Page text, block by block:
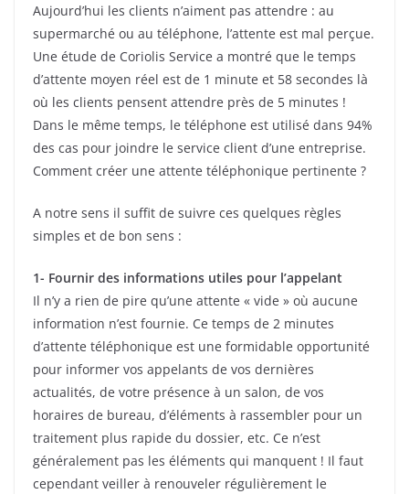
Aujourd’hui les clients n’aiment pas attendre : au
supermarché ou au téléphone, l’attente est mal perçue.
Une étude de Coriolis Service a montré que le temps
d’attente moyen réel est de 1 minute et 58 secondes là
où les clients pensent attendre près de 5 minutes !
Dans le même temps, le téléphone est utilisé dans 94%
des cas pour joindre le service client d’une entreprise.
Comment créer une attente téléphonique pertinente ?
A notre sens il suffit de suivre ces quelques règles
simples et de bon sens :
1- Fournir des informations utiles pour l’appelant
Il n’y a rien de pire qu’une attente « vide » où aucune
information n’est fournie. Ce temps de 2 minutes
d’attente téléphonique est une formidable opportunité
pour informer vos appelants de vos dernières
actualités, de votre présence à un salon, de vos
horaires de bureau, d’éléments à rassembler pour un
traitement plus rapide du dossier, etc. Ce n’est
généralement pas les éléments qui manquent ! Il faut
cependant veiller à renouveler régulièrement le